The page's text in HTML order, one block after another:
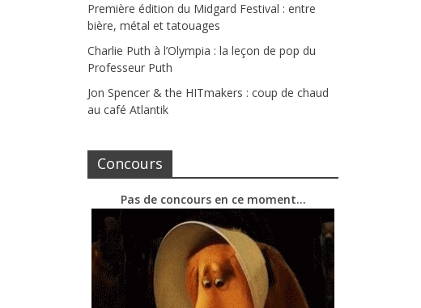
Première édition du Midgard Festival : entre
bière, métal et tatouages
Charlie Puth à l’Olympia : la leçon de pop du
Professeur Puth
Jon Spencer & the HITmakers : coup de chaud
au café Atlantik
Concours
Pas de concours en ce moment…